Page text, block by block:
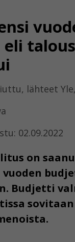
lähteet
02.09.2022
on
Budjetti